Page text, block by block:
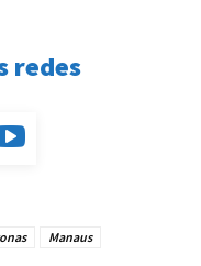
redes
Manaus